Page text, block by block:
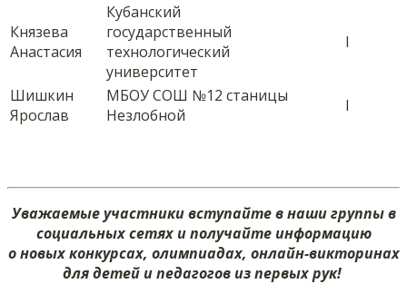
Князева
Анастасия
Кубанский
государственный
технологический
университет
I
Шишкин
Ярослав
МБОУ СОШ №12 станицы
Незлобной
I
Уважаемые участники вступайте в наши группы в
социальных сетях и получайте информацию
о новых конкурсах, олимпиадах, онлайн-викторинах
для детей и педагогов из первых рук!